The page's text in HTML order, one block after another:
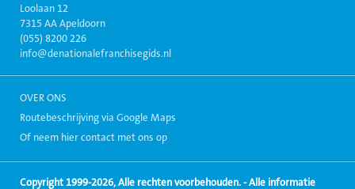
Loolaan 12
7315 AA Apeldoorn
(055) 8200 226
info@denationalefranchisegids.nl
OVER ONS
Routebeschrijving via Google Maps
Of neem hier contact met ons op
Copyright 1999-2026, Alle rechten voorbehouden. - Alle informatie